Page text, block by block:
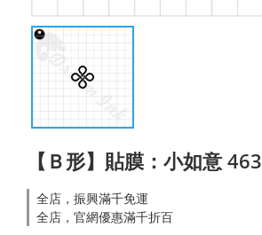
【Ｂ形】貼膜：小如意 463
全店，振興滿千免運
全店，官網優惠滿千折百